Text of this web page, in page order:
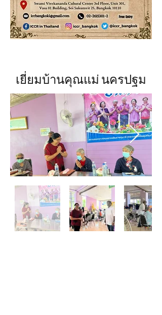
เยี่ยมบ้านคุณแม่ นครปฐม